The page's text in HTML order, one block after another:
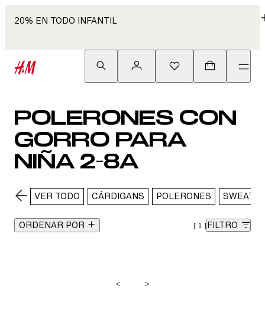
20% EN TODO INFANTIL
POLERONES CON
GORRO PARA
NIÑA 2-8A
VER TODO CÁRDIGANS POLERONES
ORDENAR POR 1 FILTRO
< >